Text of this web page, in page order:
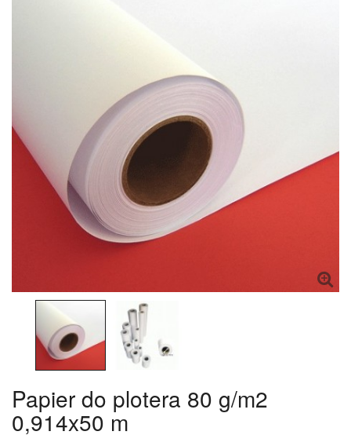
Papier do plotera 80 g/m2
0,914x50 m